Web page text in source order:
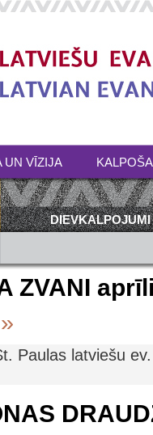
UN VĪZIJA
DIEVKALPOJUMI
ZVANI
Paulas latviešu